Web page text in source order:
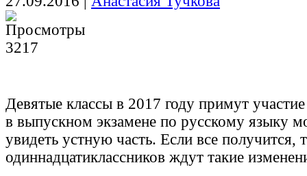
3217
Девятые классы в 2017 году примут
в выпускном экзамене по русскому языку
увидеть устную часть. Если все получится,
одиннадцатиклассников ждут такие